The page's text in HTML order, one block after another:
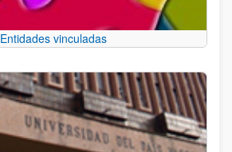
Entidades vinculadas